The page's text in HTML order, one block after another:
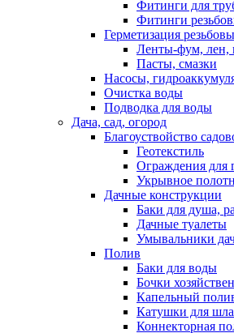
Фитинги для
Фитинги
Герметизация
Ленты-фум, лен,
Пасты, смазки
Насосы,
Очистка воды
Подводка для воды
Дача, сад, огород
Благоуствойство
Геотекстиль
Ограждения для
Укрывное
Дачные конструкции
Баки для душа,
Дачные туалеты
Умывальники
Полив
Баки для воды
Бочки
Капельный
Катушки для
Коннекторная